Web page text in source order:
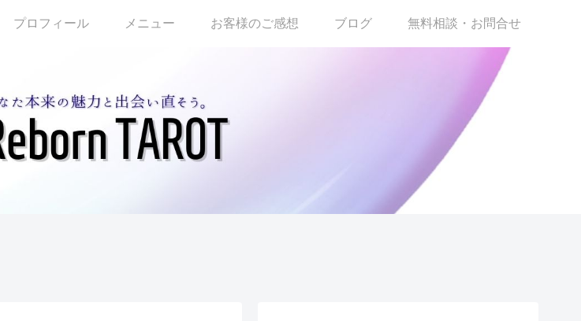
プロフィール メニュー お客様のご感想 ブログ 無料相談・お問合せ